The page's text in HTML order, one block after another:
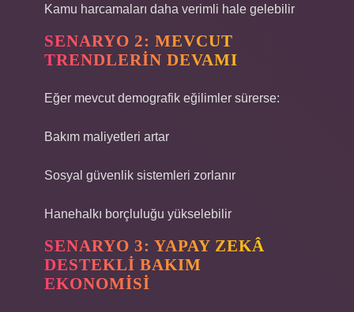
Kamu harcamaları daha verimli hale gelebilir
SENARYO 2: MEVCUT
TRENDLERIN DEVAMI
Eğer mevcut demografik eğilimler sürerse:
Bakım maliyetleri artar
Sosyal güvenlik sistemleri zorlanır
Hanehalkı borçluluğu yükselebilir
SENARYO 3: YAPAY ZEKÂ
DESTEKLI BAKIM
EKONOMISI